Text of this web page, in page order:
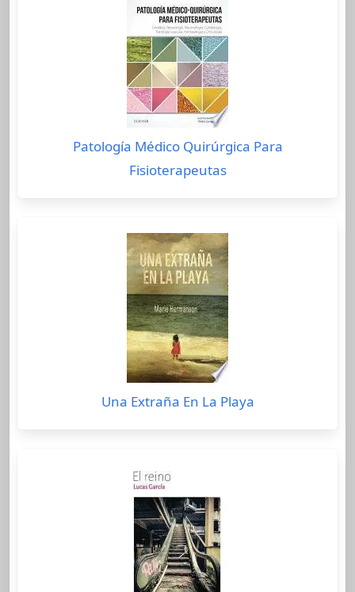
Patología Médico Quirúrgica Para
Fisioterapeutas
Una Extraña En La Playa